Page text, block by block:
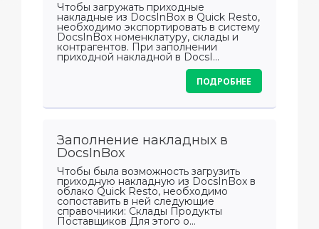
Чтобы загружать приходные
накладные из DocsInBox в Quick Resto,
необходимо экспортировать в систему
DocsInBox номенклатуру, склады и
контрагентов. При заполнении
приходной накладной в DocsI...
ПОДРОБНЕЕ
Заполнение накладных в
DocsInBox
Чтобы была возможность загрузить
приходную накладную из DocsInBox в
облако Quick Resto, необходимо
сопоставить в ней следующие
справочники: Склады Продукты
Поставщиков Для этого о...